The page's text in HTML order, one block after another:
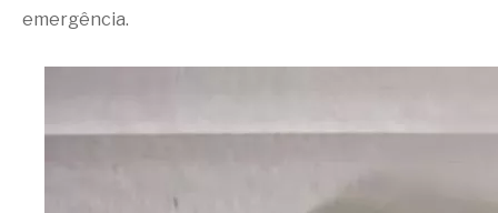
emergência.